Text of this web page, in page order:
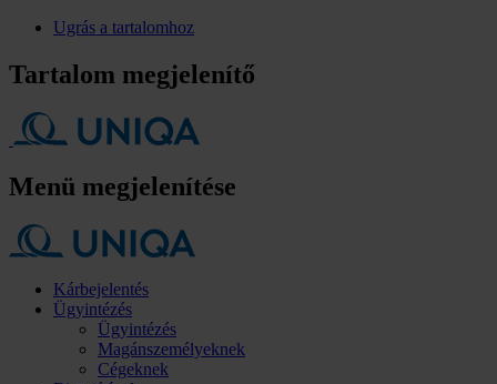
Ugrás a tartalomhoz
Tartalom megjelenítő
Menü megjelenítése
Kárbejelentés
Ügyintézés
Ügyintézés
Magánszemélyeknek
Cégeknek